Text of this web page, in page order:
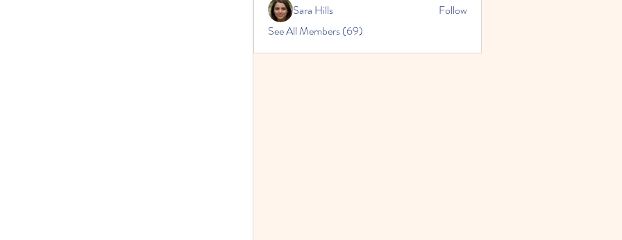
Sara Hills
Follow
See All Members (69)